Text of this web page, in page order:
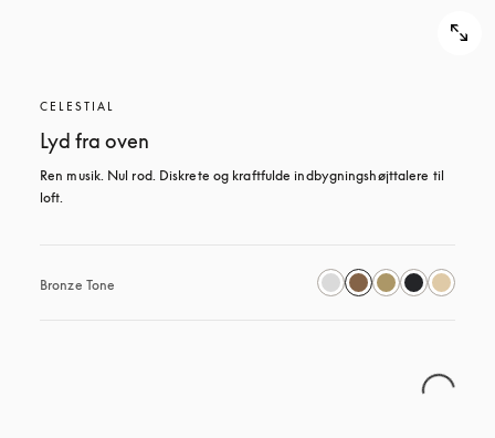
CELESTIAL
Lyd fra oven
Ren musik. Nul rod. Diskrete og kraftfulde indbygningshøjttalere til
loft.
Bronze Tone